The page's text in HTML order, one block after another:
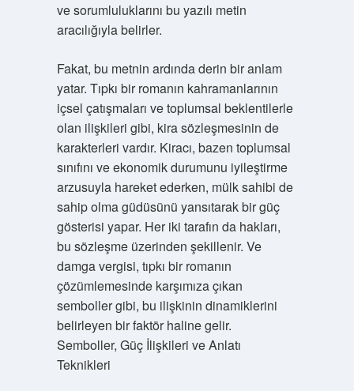
ve sorumluluklarını bu yazılı metin
aracılığıyla belirler.
Fakat, bu metnin ardında derin bir anlam
yatar. Tıpkı bir romanın kahramanlarının
içsel çatışmaları ve toplumsal beklentilerle
olan ilişkileri gibi, kira sözleşmesinin de
karakterleri vardır. Kiracı, bazen toplumsal
sınıfını ve ekonomik durumunu iyileştirme
arzusuyla hareket ederken, mülk sahibi de
sahip olma güdüsünü yansıtarak bir güç
gösterisi yapar. Her iki tarafın da hakları,
bu sözleşme üzerinden şekillenir. Ve
damga vergisi, tıpkı bir romanın
çözümlemesinde karşımıza çıkan
semboller gibi, bu ilişkinin dinamiklerini
belirleyen bir faktör haline gelir.
Semboller, Güç İlişkileri ve Anlatı
Teknikleri